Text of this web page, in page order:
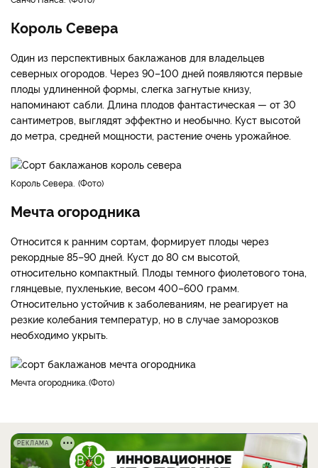
Король Севера
Один из перспективных баклажанов для владельцев
северных огородов. Через 90–100 дней появляются первые
плоды удлиненной формы, слегка загнутые книзу,
напоминают сабли. Длина плодов фантастическая — от 30
сантиметров, выглядят эффектно и необычно. Куст высотой
до метра, средней мощности, растение очень урожайное.
Король Севера. Фото
Мечта огородника
Относится к ранним сортам, формирует плоды через
рекордные 85–90 дней. Куст до 80 см высотой,
относительно компактный. Плоды темного фиолетового тона,
глянцевые, пухленькие, весом 400–600 грамм.
Относительно устойчив к заболеваниям, не реагирует на
резкие колебания температур, но в случае заморозков
необходимо укрыть.
Мечта огородника. Фото
РЕКЛАМА